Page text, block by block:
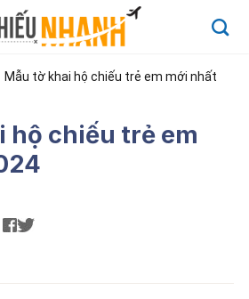
Mẫu tờ khai hộ chiếu trẻ em mới nhất
hộ chiếu trẻ em